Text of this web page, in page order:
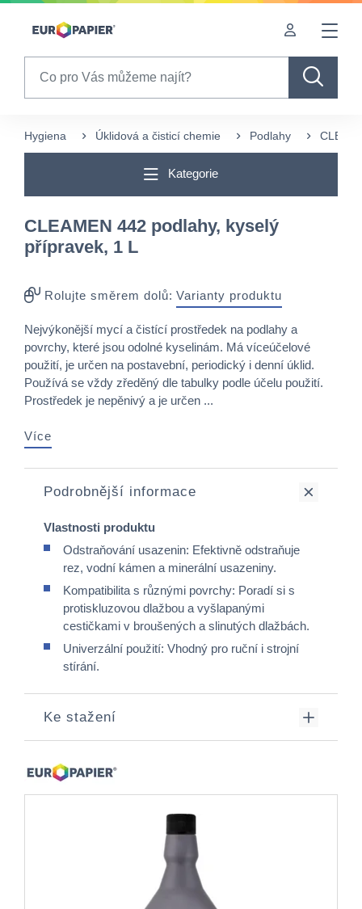
Table Of Content
Hygiena Úklidová a čisticí chemie Podlahy
Kategorie
CLEAMEN 442 podlahy, kyselý
přípravek, 1 L
Rolujte směrem dolů: Varianty produktu
Nejvýkonější mycí a čistící prostředek na podlahy a
povrchy, které jsou odolné kyselinám. Má víceúčelové
použití, je určen na postavební, periodický i denní úklid.
Používá se vždy zředěný dle tabulky podle účelu použití.
Prostředek je nepěnivý a je určen ...
Více
Podrobnější informace
Vlastnosti produktu
Odstraňování usazenin: Efektivně odstraňuje
rez, vodní kámen a minerální usazeniny.​
Kompatibilita s různými povrchy: Poradí si s
protiskluzovou dlažbou a vyšlapanými
cestičkami v broušených a slinutých dlažbách.
Univerzální použití: Vhodný pro ruční i strojní
stírání.​
Ke stažení